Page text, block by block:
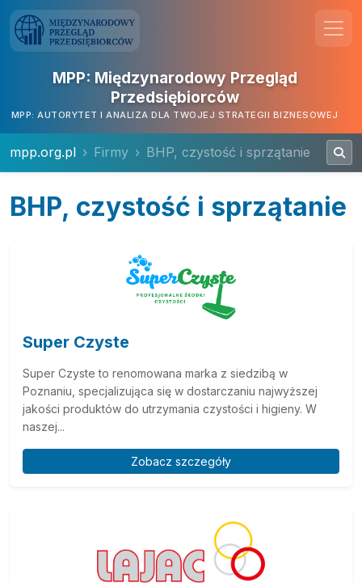
MPP: Międzynarodowy Przegląd
Przedsiębiorców
MPP: AUTORYTET I ANALIZA DLA TWOJEJ STRATEGII BIZNESOWEJ
mpp.org.pl Firmy BHP, czystość i sprzątanie
BHP, czystość i sprzątanie
Super Czyste
Super Czyste to renomowana marka z siedzibą w
Poznaniu, specjalizująca się w dostarczaniu najwyższej
jakości produktów do utrzymania czystości i higieny. W
naszej...
Zobacz szczegóły